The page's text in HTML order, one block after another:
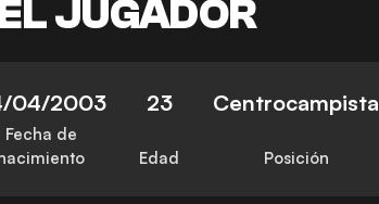
JUGADOR
04/2003
Fecha de
23
Edad
Centrocampista
Posición